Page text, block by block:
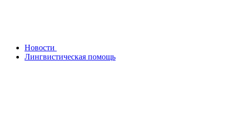
Новости
Лингвистическая помощь